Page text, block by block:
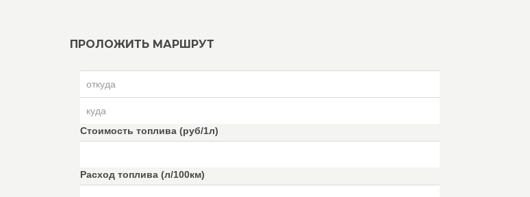
ПРОЛОЖИТЬ МАРШРУТ
Стоимость топлива (руб/1л)
Расход топлива (л/100км)